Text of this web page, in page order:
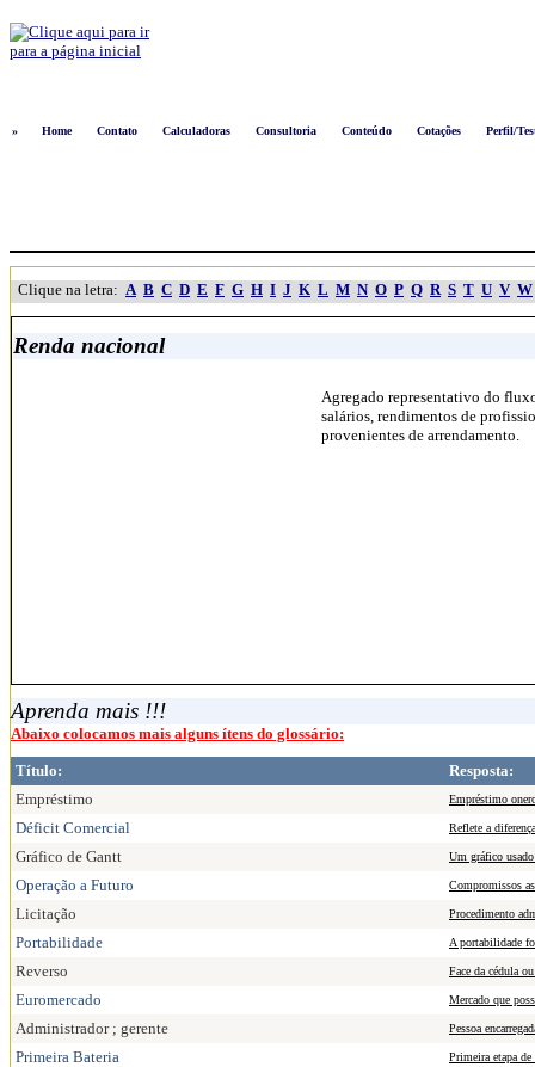
»
Home Contato Calculadoras Consultoria Conteúdo Cotações Perfil/
Clique na letra: A B C D E F G H I J K L M N O P Q R S T U V W
Renda nacional
Agregado representativo do
salários, rendimentos de
provenientes de arrendamento.
Aprenda mais !!!
Abaixo colocamos mais alguns ítens do glossário:
Título:
Resposta:
Empréstimo
Empréstimo
Déficit Comercial Reflete a
Gráfico de Gantt Um gráfico
Operação a Futuro Compromissos
Licitação Procedimento
Portabilidade A portabilidade
Reverso Face da cédula
Euromercado Mercado que
Administrador ; gerente Pessoa
Primeira Bateria Primeira etapa